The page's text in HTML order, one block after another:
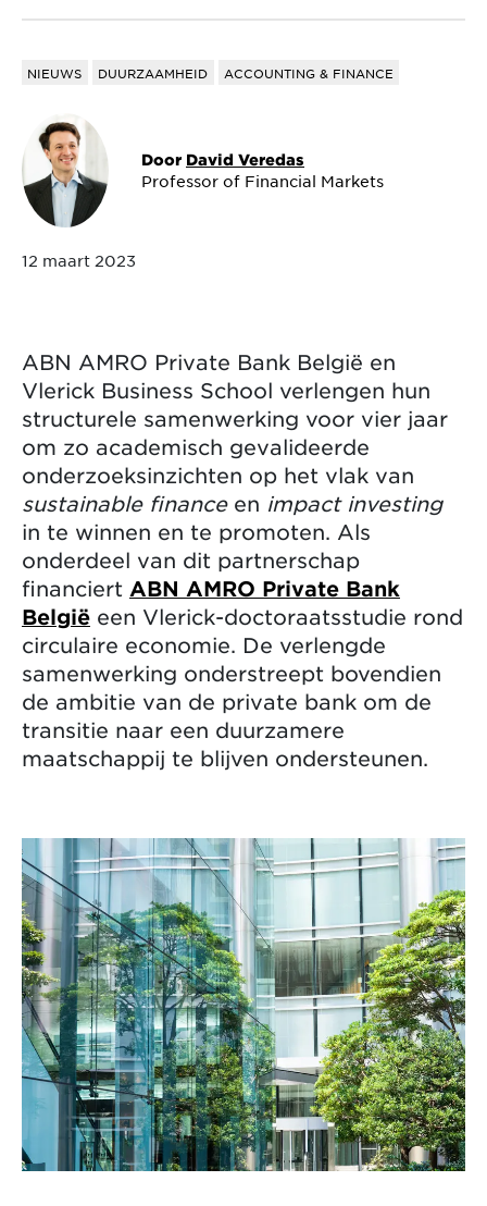
NIEUWS DUURZAAMHEID ACCOUNTING & FINANCE
Door David Veredas
Professor of Financial Markets
12 maart 2023
ABN AMRO Private Bank België en
Vlerick Business School verlengen hun
structurele samenwerking voor vier jaar
om zo academisch gevalideerde
onderzoeksinzichten op het vlak van
sustainable financeen impact investing
in te winnen en te promoten. Als
onderdeel van dit partnerschap
financiert ABN AMRO Private Bank
België een Vlerick-doctoraatsstudie rond
circulaire economie. De verlengde
samenwerking onderstreept bovendien
de ambitie van de private bank om de
transitie naar een duurzamere
maatschappij te blijven ondersteunen.